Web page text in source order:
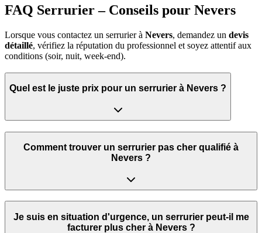
FAQ Serrurier – Conseils pour Nevers
Lorsque vous contactez un serrurier à Nevers, demandez un devis
détaillé, vérifiez la réputation du professionnel et soyez attentif aux
conditions (soir, nuit, week‑end).
Quel est le juste prix pour un serrurier à Nevers ?
Comment trouver un serrurier pas cher qualifié à
Nevers ?
Je suis en situation d'urgence, un serrurier peut‑il me
facturer plus cher à Nevers ?